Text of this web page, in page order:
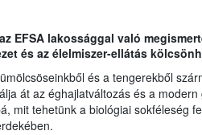
EFSA lakossággal való
és az élelmiszer-ellátás
és a tengerekből
át az éghajlatváltozás és a
mit tehetünk a biológiai sokféleség